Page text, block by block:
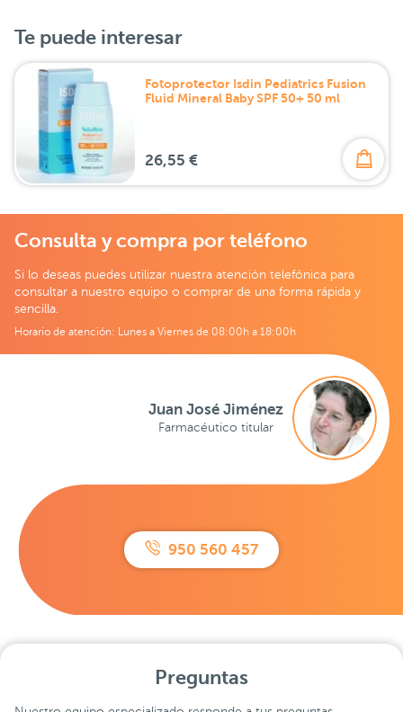
Te puede interesar
Fotoprotector Isdin Pediatrics Fusion
Fluid Mineral Baby SPF 50+ 50 ml
26,55 €
Consulta y compra por teléfono
Si lo deseas puedes utilizar nuestra atención telefónica para
consultar a nuestro equipo o comprar de una forma rápida y
sencilla.
Horario de atención: Lunes a Viernes de 08:00h a 18:00h
950 560 457
Juan José Jiménez
Farmacéutico titular
Preguntas